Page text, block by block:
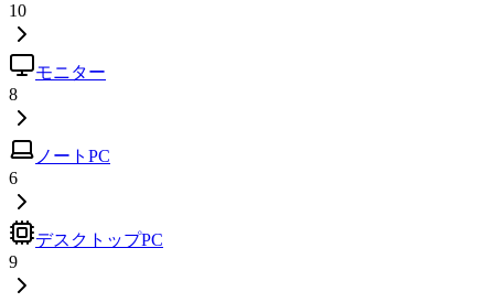
10
モニター
8
ノートPC
6
デスクトップPC
9